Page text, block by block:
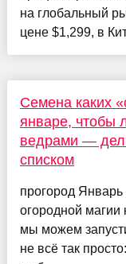
на глобальный
цене $1,299, в
Семена каких
январе, чтобы
ведрами —
списком
прогород
огородной магии
мы можем
не всё так